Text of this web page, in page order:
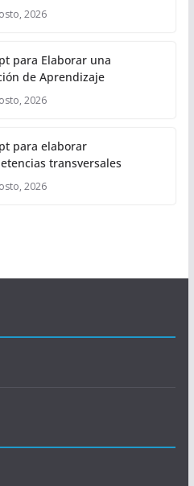
2026
para Elaborar una
de Aprendizaje
2026
para elaborar
transversales
2026